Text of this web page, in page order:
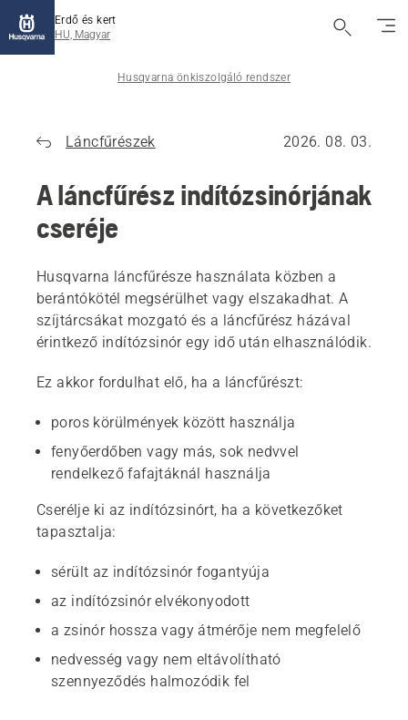
Erdő és kert
HU, Magyar
Husqvarna önkiszolgáló rendszer
Láncfűrészek 2026. 08. 03.
A láncfűrész indítózsinórjának
cseréje
Husqvarna láncfűrésze használata közben a
berántókötél megsérülhet vagy elszakadhat. A
szíjtárcsákat mozgató és a láncfűrész házával
érintkező indítózsinór egy idő után elhasználódik.
Ez akkor fordulhat elő, ha a láncfűrészt:
poros körülmények között használja
fenyőerdőben vagy más, sok nedvvel
rendelkező fafajtáknál használja
Cserélje ki az indítózsinórt, ha a következőket
tapasztalja:
sérült az indítózsinór fogantyúja
az indítózsinór elvékonyodott
a zsinór hossza vagy átmérője nem megfelelő
nedvesség vagy nem eltávolítható
szennyeződés halmozódik fel